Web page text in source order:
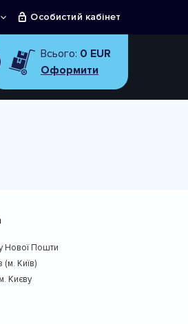
Особистий кабінет
Всього: 0 EUR
Оформити
Нової Пошти
Київ)
Києву